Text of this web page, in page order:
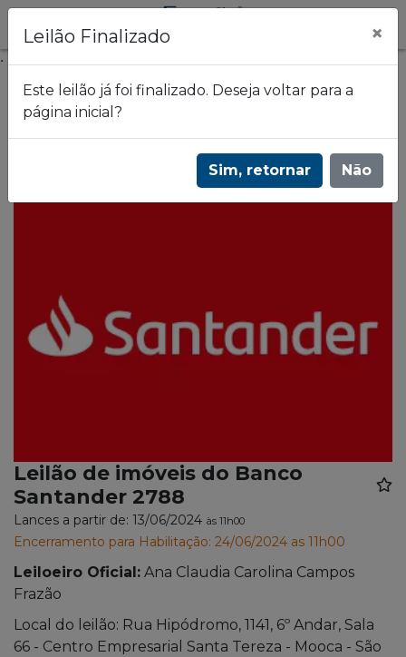
.
Frazão Leilões
Leilão de imóveis do Banco Santander 2788
Leilão de imóveis do Banco
Santander 2788
Lances a partir de: 13/06/2024 às 11h00
Encerramento para Habilitação: 24/06/2024 as 11h00
Leiloeiro Oficial: Ana Claudia Carolina Campos
Frazão
Local do leilão: Rua Hipódromo, 1141, 6º Andar, Sala
66 - Centro Empresarial Santa Tereza - Mooca - São
Leilão Finalizado ×
Este leilão já foi finalizado. Deseja voltar para a
página inicial?
Sim, retornar Não